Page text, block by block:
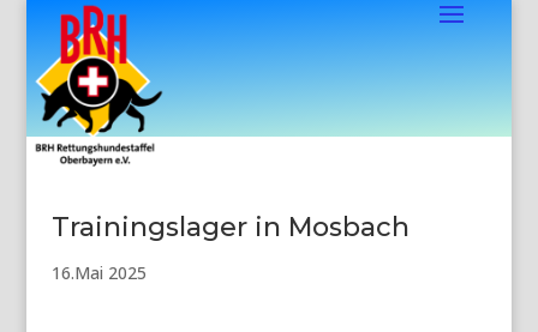
Trainingslager in Mosbach
16.Mai 2025